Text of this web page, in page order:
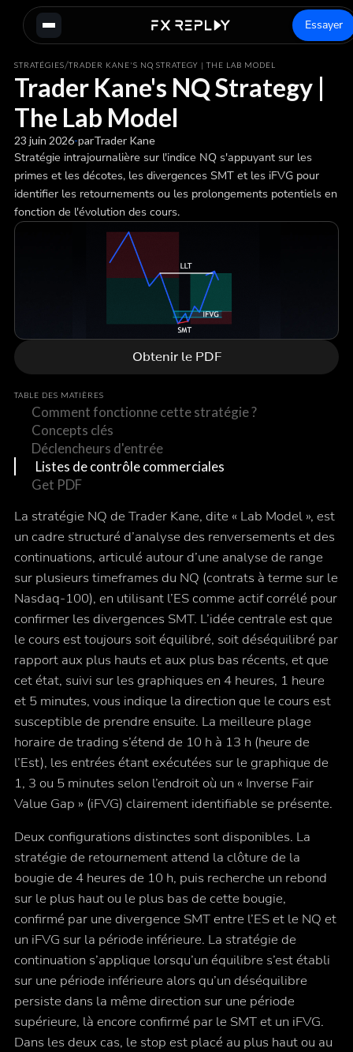
Essayer
STRATÉGIES/TRADER KANE'S NQ STRATEGY | THE LAB MODEL
Trader Kane's NQ Strategy |
The Lab Model
23 juin 2026-parTrader Kane
Stratégie intrajournalière sur l'indice NQ s'appuyant sur les
primes et les décotes, les divergences SMT et les iFVG pour
identifier les retournements ou les prolongements potentiels en
fonction de l'évolution des cours.
Obtenir le PDF
TABLE DES MATIÈRES
Comment fonctionne cette stratégie ?
Concepts clés
Déclencheurs d'entrée
Listes de contrôle commerciales
Get PDF
La stratégie NQ de Trader Kane, dite « Lab Model », est
un cadre structuré d’analyse des renversements et des
continuations, articulé autour d’une analyse de range
sur plusieurs timeframes du NQ (contrats à terme sur le
Nasdaq-100), en utilisant l’ES comme actif corrélé pour
confirmer les divergences SMT. L’idée centrale est que
le cours est toujours soit équilibré, soit déséquilibré par
rapport aux plus hauts et aux plus bas récents, et que
cet état, suivi sur les graphiques en 4 heures, 1 heure
et 5 minutes, vous indique la direction que le cours est
susceptible de prendre ensuite. La meilleure plage
horaire de trading s’étend de 10 h à 13 h (heure de
l’Est), les entrées étant exécutées sur le graphique de
1, 3 ou 5 minutes selon l’endroit où un « Inverse Fair
Value Gap » (iFVG) clairement identifiable se présente.
Deux configurations distinctes sont disponibles. La
stratégie de retournement attend la clôture de la
bougie de 4 heures de 10 h, puis recherche un rebond
sur le plus haut ou le plus bas de cette bougie,
confirmé par une divergence SMT entre l’ES et le NQ et
un iFVG sur la période inférieure. La stratégie de
continuation s’applique lorsqu’un équilibre s’est établi
sur une période inférieure alors qu’un déséquilibre
persiste dans la même direction sur une période
supérieure, là encore confirmé par le SMT et un iFVG.
Dans les deux cas, le stop est placé au plus haut ou au